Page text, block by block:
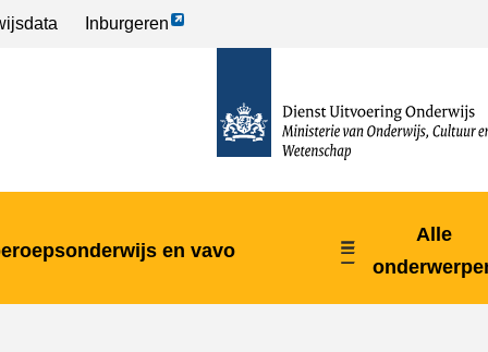
Inburgeren
Link
homepage
en vavo
Alle